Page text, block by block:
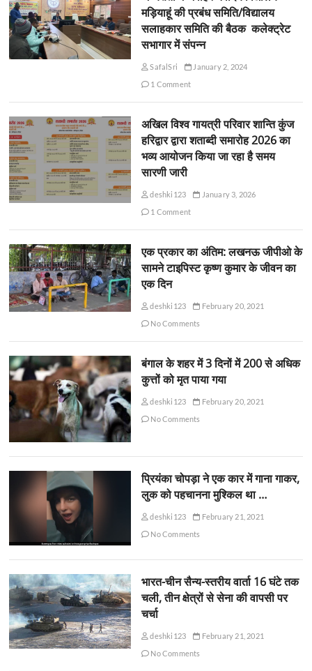
मड़ियाहूं की प्रबंध समिति/विद्यालय
सलाहकार समिति की बैठक कलेक्ट्रेट
सभागार में संपन्न
SafalSri
January 2, 2024
1 Comment
अखिल विश्व गायत्री परिवार शान्ति कुंज
हरिद्वार द्वारा शताब्दी समारोह 2026 का
भव्य आयोजन किया जा रहा है समय
सारणी जारी
deshki123
January 3, 2026
1 Comment
एक प्रकार का अंतिम: लखनऊ जीपीओ के
सामने टाइपिस्ट कृष्ण कुमार के जीवन का
एक दिन
deshki123
February 20, 2021
No Comments
बंगाल के शहर में 3 दिनों में 200 से अधिक
कुत्तों को मृत पाया गया
deshki123
February 20, 2021
No Comments
प्रियंका चोपड़ा ने एक कार में गाना गाकर,
लुक को पहचानना मुश्किल था …
deshki123
February 21, 2021
No Comments
भारत-चीन सैन्य-स्तरीय वार्ता 16 घंटे तक
चली, तीन क्षेत्रों से सेना की वापसी पर
चर्चा
deshki123
February 21, 2021
No Comments